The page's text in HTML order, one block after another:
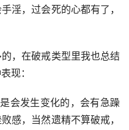
淫，过会死的心都有了，
，在破戒类型里我也总结
现：
会发生变化的，会有急躁
感，当然遗精不算破戒，